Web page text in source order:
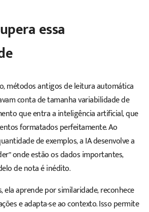
essa
métodos antigos de leitura automática
conta de tamanha variabilidade de
que entra a inteligência artificial, que
formatados perfeitamente. Ao
de exemplos, a IA desenvolve a
onde estão os dados importantes,
de nota é inédito.
ela aprende por similaridade, reconhece
e adapta-se ao contexto. Isso permite